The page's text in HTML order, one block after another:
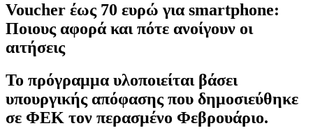
Voucher έως 70 ευρώ για smartphone:
Ποιους αφορά και πότε ανοίγουν οι
αιτήσεις
Το πρόγραμμα υλοποιείται βάσει
υπουργικής απόφασης που δημοσιεύθηκε
σε ΦΕΚ τον περασμένο Φεβρουάριο.